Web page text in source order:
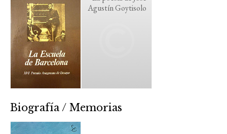
Agustín Goytisolo
Biografía / Memorias